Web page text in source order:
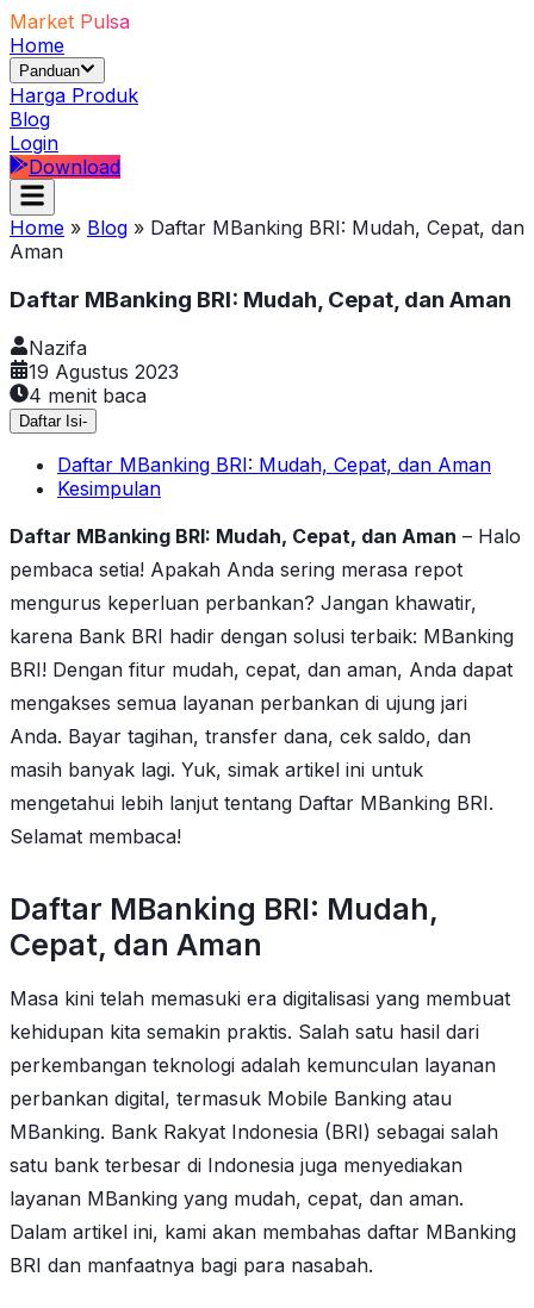
Market Pulsa
Home
Panduan
Harga Produk
Blog
Login
Download
Home » Blog » Daftar MBanking BRI: Mudah, Cepat, dan
Aman
Daftar MBanking BRI: Mudah, Cepat, dan Aman
Nazifa
19 Agustus 2023
4 menit baca
Daftar Isi-
Daftar MBanking BRI: Mudah, Cepat, dan Aman
Kesimpulan
Daftar MBanking BRI: Mudah, Cepat, dan Aman – Halo
pembaca setia! Apakah Anda sering merasa repot
mengurus keperluan perbankan? Jangan khawatir,
karena Bank BRI hadir dengan solusi terbaik: MBanking
BRI! Dengan fitur mudah, cepat, dan aman, Anda dapat
mengakses semua layanan perbankan di ujung jari
Anda. Bayar tagihan, transfer dana, cek saldo, dan
masih banyak lagi. Yuk, simak artikel ini untuk
mengetahui lebih lanjut tentang Daftar MBanking BRI.
Selamat membaca!
Daftar MBanking BRI: Mudah,
Cepat, dan Aman
Masa kini telah memasuki era digitalisasi yang membuat
kehidupan kita semakin praktis. Salah satu hasil dari
perkembangan teknologi adalah kemunculan layanan
perbankan digital, termasuk Mobile Banking atau
MBanking. Bank Rakyat Indonesia (BRI) sebagai salah
satu bank terbesar di Indonesia juga menyediakan
layanan MBanking yang mudah, cepat, dan aman.
Dalam artikel ini, kami akan membahas daftar MBanking
BRI dan manfaatnya bagi para nasabah.